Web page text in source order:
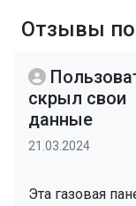
Отзывы
скрыл свои
данные
21.03.2024
Эта газовая